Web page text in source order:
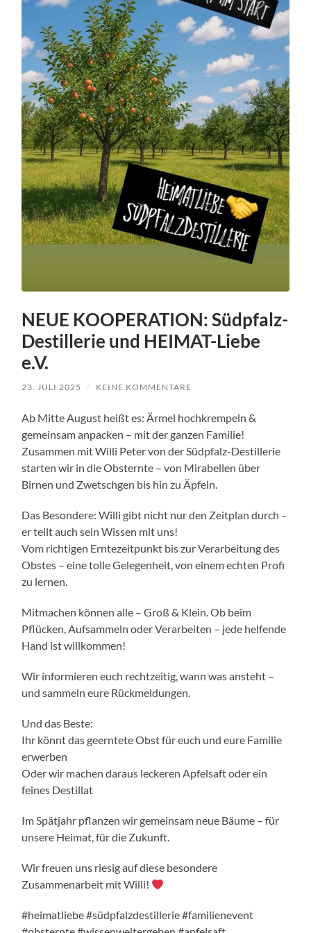
NEUE KOOPERATION: Südpfalz-
Destillerie und HEIMAT-Liebe
e.V.
23. JULI 2025 / KEINE KOMMENTARE
Ab Mitte August heißt es: Ärmel hochkrempeln &
gemeinsam anpacken – mit der ganzen Familie!
Zusammen mit Willi Peter von der Südpfalz-Destillerie
starten wir in die Obsternte – von Mirabellen über
Birnen und Zwetschgen bis hin zu Äpfeln.
Das Besondere: Willi gibt nicht nur den Zeitplan durch –
er teilt auch sein Wissen mit uns!
Vom richtigen Erntezeitpunkt bis zur Verarbeitung des
Obstes – eine tolle Gelegenheit, von einem echten Profi
zu lernen.
Mitmachen können alle – Groß & Klein. Ob beim
Pflücken, Aufsammeln oder Verarbeiten – jede helfende
Hand ist willkommen!
Wir informieren euch rechtzeitig, wann was ansteht –
und sammeln eure Rückmeldungen.
Und das Beste:
Ihr könnt das geerntete Obst für euch und eure Familie
erwerben
Oder wir machen daraus leckeren Apfelsaft oder ein
feines Destillat
Im Spätjahr pflanzen wir gemeinsam neue Bäume – für
unsere Heimat, für die Zukunft.
Wir freuen uns riesig auf diese besondere
Zusammenarbeit mit Willi!
#heimatliebe #südpfalzdestillerie #familienevent